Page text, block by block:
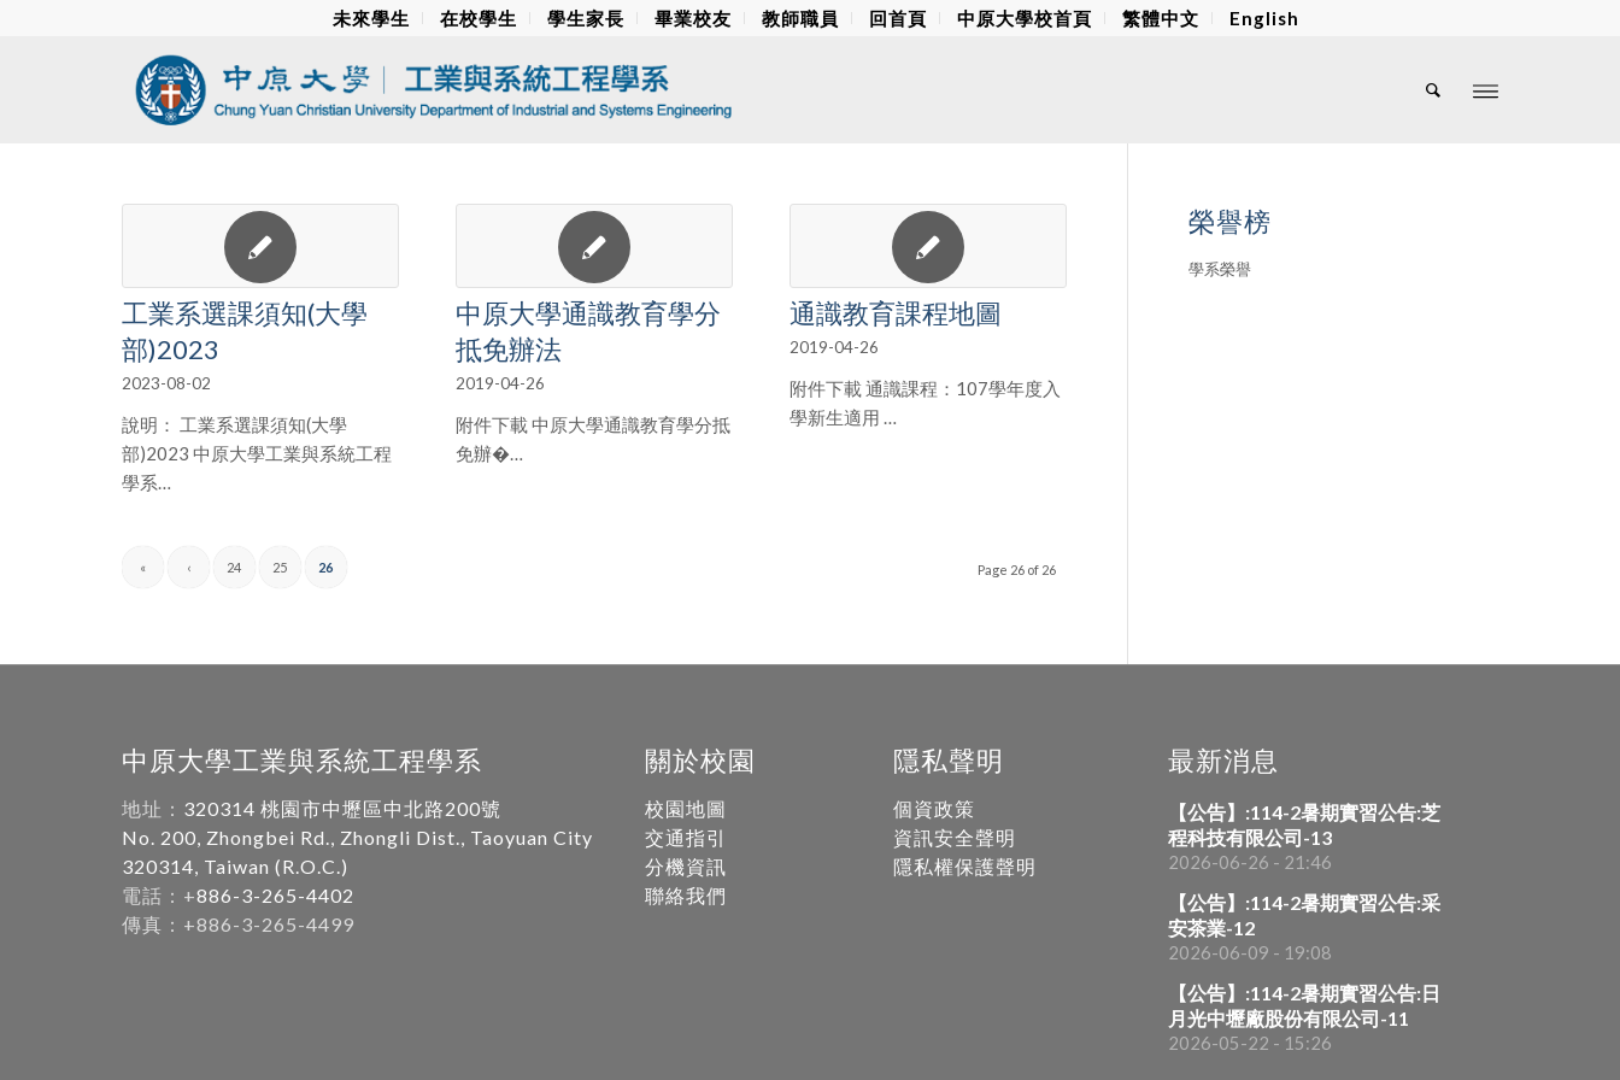
未來學生 在校學生 學生家長 畢業校友 教師職員 回首頁 中原大學校首頁 繁體中文 English
工業系選課須知(大學
部)2023
2023-08-02
說明： 工業系選課須知(大學
部)2023 中原大學工業與系統工程
學系…
中原大學通識教育學分
抵免辦法
2019-04-26
附件下載 中原大學通識教育學分抵
免辦�…
通識教育課程地圖
2019-04-26
附件下載 通識課程：107學年度入
學新生適用 …
Page 26 of 26
« ‹ 24 25 26
榮譽榜
學系榮譽
中原大學工業與系統工程學系
地址： 320314 桃園市中壢區中北路200號
No. 200, Zhongbei Rd., Zhongli Dist., Taoyuan City
320314, Taiwan (R.O.C.)
電話：+886-3-265-4402
傳真：+886-3-265-4499
關於校園
校園地圖
交通指引
分機資訊
聯絡我們
隱私聲明
個資政策
資訊安全聲明
隱私權保護聲明
最新消息
【公告】:114-2暑期實習公告:芝
程科技有限公司-13
2026-06-26 - 21:46
【公告】:114-2暑期實習公告:采
安茶業-12
2026-06-09 - 19:08
【公告】:114-2暑期實習公告:日
月光中壢廠股份有限公司-11
2026-05-22 - 15:26